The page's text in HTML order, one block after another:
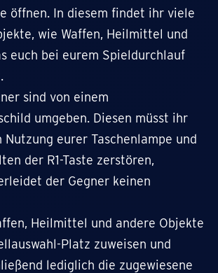
öffnen. In diesem findet ihr viele
wie Waffen, Heilmittel und
euch bei eurem Spieldurchlauf
sind von einem
umgeben. Diesen müsst ihr
Nutzung eurer Taschenlampe und
der R1-Taste zerstören,
der Gegner keinen
Heilmittel und andere Objekte
Platz zuweisen und
lediglich die zugewiesene